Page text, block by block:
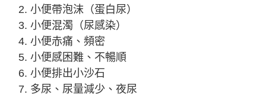
小便帶泡沫（蛋白尿）
小便混濁（尿感染）
小便赤痛、頻密
小便感困難、不暢順
小便排出小沙石
多尿、尿量減少、夜尿